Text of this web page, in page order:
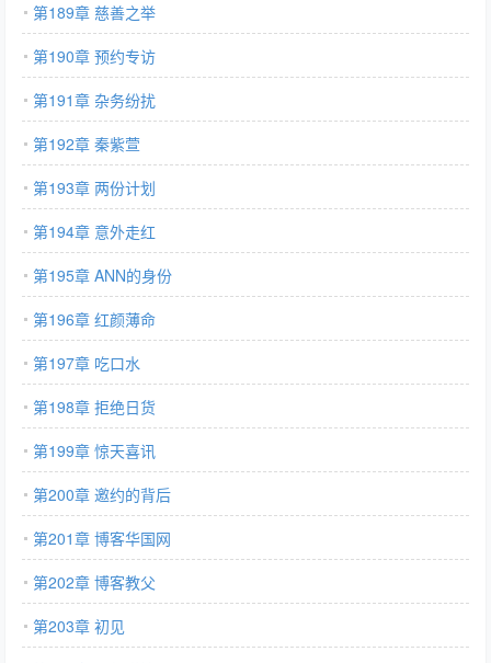
第189章 慈善之举
第190章 预约专访
第191章 杂务纷扰
第192章 秦紫萱
第193章 两份计划
第194章 意外走红
第195章 ANN的身份
第196章 红颜薄命
第197章 吃口水
第198章 拒绝日货
第199章 惊天喜讯
第200章 邀约的背后
第201章 博客华国网
第202章 博客教父
第203章 初见